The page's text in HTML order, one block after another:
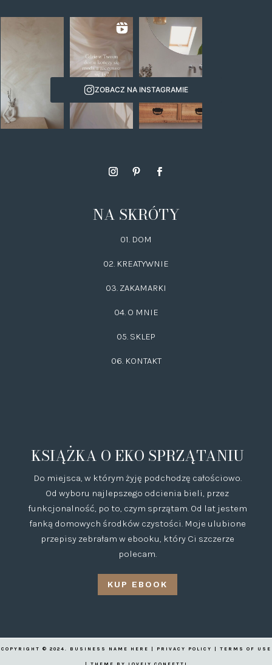
ZOBACZ NA INSTAGRAMIE
NA SKRÓTY
01. DOM
02. KREATYWNIE
03. ZAKAMARKI
04. O MNIE
05. SKLEP
06. KONTAKT
KSIĄŻKA O EKO SPRZĄTANIU
Do miejsca, w którym żyję podchodzę całościowo.
Od wyboru najlepszego odcienia bieli, przez
funkcjonalność, po to, czym sprzątam. Od lat jestem
fanką domowych środków czystości. Moje ulubione
przepisy zebrałam w ebooku, który Ci szczerze
polecam.
KUP EBOOK
COPYRIGHT © 2024. BUSINESS NAME HERE | PRIVACY POLICY | TERMS OF USE